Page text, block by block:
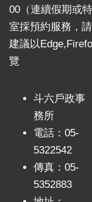
告
00（連續假期或
室採預約服務，
建議以
覽
斗六戶政事
務所
電話：05-
5322542
傳真：05-
5352883